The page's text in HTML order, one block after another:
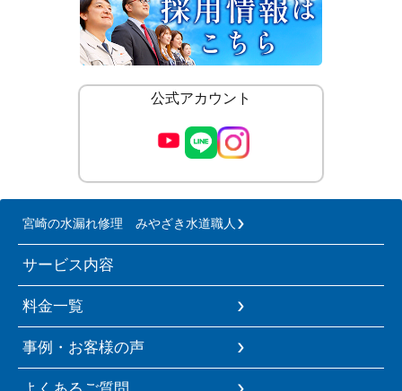
公式アカウント
宮崎の水漏れ修理 みやざき水道職人
サービス内容
料金一覧
事例・お客様の声